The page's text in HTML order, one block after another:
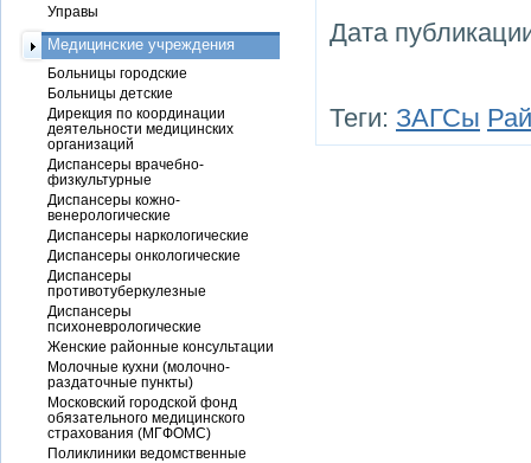
Дата
Теги: ЗАГСы
Управы
Медицинские учреждения
Больницы городские
Больницы детские
Дирекция по координации
деятельности медицинских
организаций
Диспансеры врачебно-
физкультурные
Диспансеры кожно-
венерологические
Диспансеры наркологические
Диспансеры онкологические
Диспансеры
противотуберкулезные
Диспансеры
психоневрологические
Женские районные консультации
Молочные кухни (молочно-
раздаточные пункты)
Московский городской фонд
обязательного медицинского
страхования (МГФОМС)
Поликлиники ведомственные